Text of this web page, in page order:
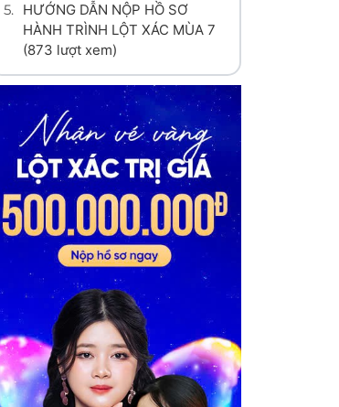
5.
HƯỚNG DẪN NỘP HỒ SƠ
HÀNH TRÌNH LỘT XÁC MÙA 7
(873 lượt xem)